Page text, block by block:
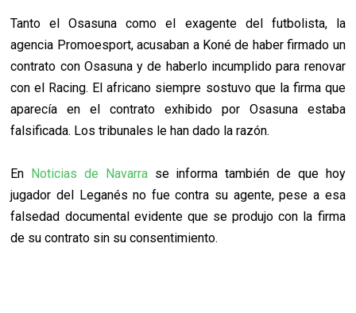
Tanto el Osasuna como el exagente del futbolista, la
agencia Promoesport, acusaban a Koné de haber firmado un
contrato con Osasuna y de haberlo incumplido para renovar
con el Racing. El africano siempre sostuvo que la firma que
aparecía en el contrato exhibido por Osasuna estaba
falsificada. Los tribunales le han dado la razón.
En Noticias de Navarrase informa también de que hoy
jugador del Leganés no fue contra su agente, pese a esa
falsedad documental evidente que se produjo con la firma
de su contrato sin su consentimiento.